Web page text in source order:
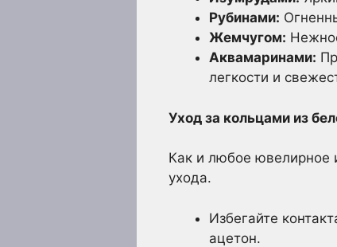
Рубинами:
Жемчугом:
Аквамаринами:
легкости и
Уход за кольцами из
Как и любое ювелирное
ухода.
Избегайте
ацетон.